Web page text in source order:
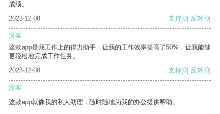
成绩。
2023-12-08
支持[0] 反对[0]
游客
这款app是我工作上的得力助手，让我的工作效率提高了50%，让我能够
更轻松地完成工作任务。
2023-12-08
支持[0] 反对[0]
游客
这款app就像我的私人助理，随时随地为我的办公提供帮助。